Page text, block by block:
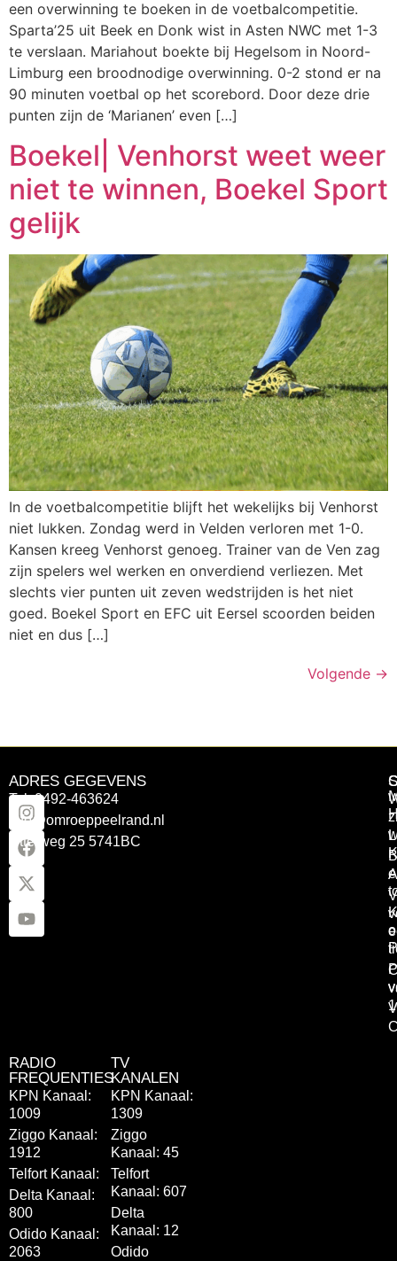
een overwinning te boeken in de voetbalcompetitie.
Sparta’25 uit Beek en Donk wist in Asten NWC met 1-3
te verslaan. Mariahout boekte bij Hegelsom in Noord-
Limburg een broodnodige overwinning. 0-2 stond er na
90 minuten voetbal op het scorebord. Door deze drie
punten zijn de ‘Marianen’ even […]
Boekel| Venhorst weet weer
niet te winnen, Boekel Sport
gelijk
In de voetbalcompetitie blijft het wekelijks bij Venhorst
niet lukken. Zondag werd in Velden verloren met 1-0.
Kansen kreeg Venhorst genoeg. Trainer van de Ven zag
zijn spelers wel werken en onverdiend verliezen. Met
slechts vier punten uit zeven wedstrijden is het niet
goed. Boekel Sport en EFC uit Eersel scoorden beiden
niet en dus […]
Volgende →
ADRES GEGEVENS
Tel: 0492-463624
info@omroeppeelrand.nl
Otterweg 25 5741BC
RADIO
FREQUENTIES
KPN Kanaal:
1009
Ziggo Kanaal:
1912
Telfort Kanaal:
Delta Kanaal:
800
Odido Kanaal:
2063
TV
KANALEN
KPN Kanaal:
1309
Ziggo
Kanaal: 45
Telfort
Kanaal: 607
Delta
Kanaal: 12
Odido